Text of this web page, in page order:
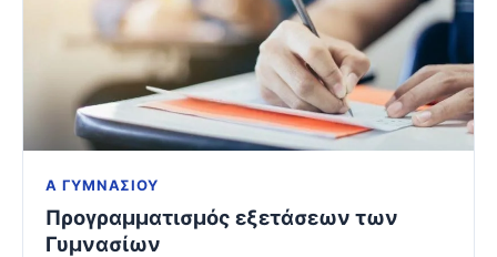
Α ΓΥΜΝΑΣΊΟΥ
Προγραμματισμός εξετάσεων των
Γυμνασίων